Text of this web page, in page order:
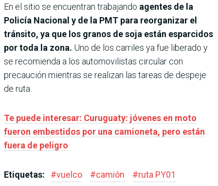
En el sitio se encuentran trabajando agentes de la
Policía Nacional y de la PMT para reorganizar el
tránsito, ya que los granos de soja están esparcidos
por toda la zona. Uno de los carriles ya fue liberado y
se recomienda a los automovilistas circular con
precaución mientras se realizan las tareas de despeje
de ruta.
Te puede interesar: Curuguaty: jóvenes en moto
fueron embestidos por una camioneta, pero están
fuera de peligro
Etiquetas: #vuelco #camión #ruta PY01